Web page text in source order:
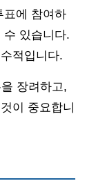
표에 참여하
수 있습니다.
적입니다.
장려하고,
이 중요합니